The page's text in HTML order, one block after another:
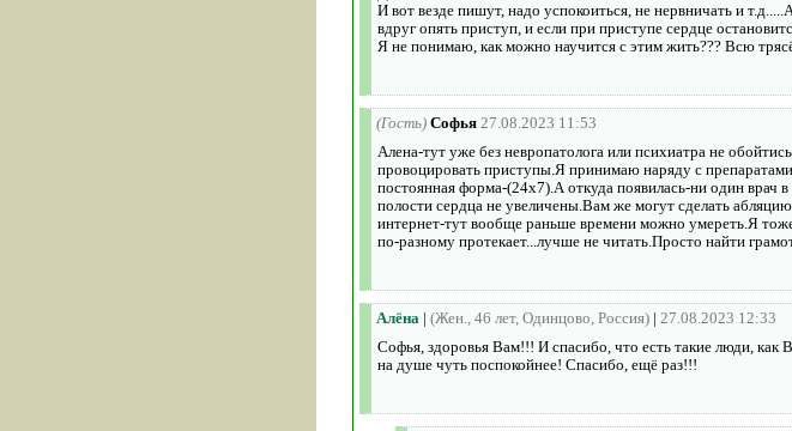
И вот везде пишут, надо успокоиться, не нервничать и
вдруг опять приступ, и если при приступе сердце
Я не понимаю, как можно научится с этим жить??? Всю
(Гость) Софья 27.08.2023 11:53
Алена-тут уже без невропатолога или психиатра не
провоцировать приступы.Я принимаю наряду с
постоянная форма-(24х7).А откуда появилась-ни один врач
полости сердца не увеличены.Вам же могут сделать
интернет-тут вообще раньше времени можно умереть.Я
по-разному протекает...лучше не читать.Просто найти
Алёна | (Жен., 46 лет, Одинцово, Россия) | 27.08.2023 12:33
Софья, здоровья Вам!!! И спасибо, что есть такие люди,
на душе чуть поспокойнее! Спасибо, ещё раз!!!